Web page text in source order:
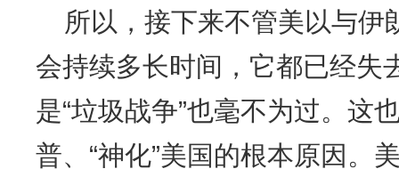
所以，接下来不管美以与伊
会持续多长时间，它都已经失
是“垃圾战争”也毫不为过。这
普、“神化”美国的根本原因。